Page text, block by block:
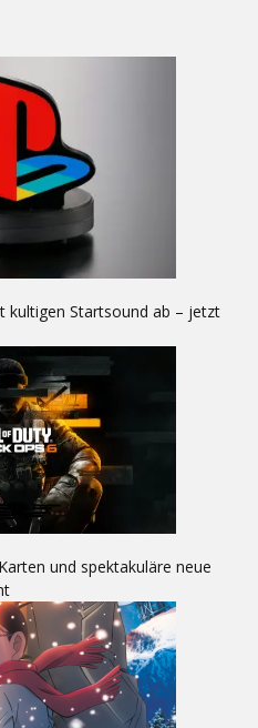
kultigen Startsound ab – jetzt
und spektakuläre neue